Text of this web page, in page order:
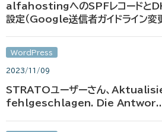
alfahostingへのSPFレコードと
設定（Google送信者ガイドライン変
WordPress
2023/11/09
STRATOユーザーさん、
fehlgeschlagen. Die